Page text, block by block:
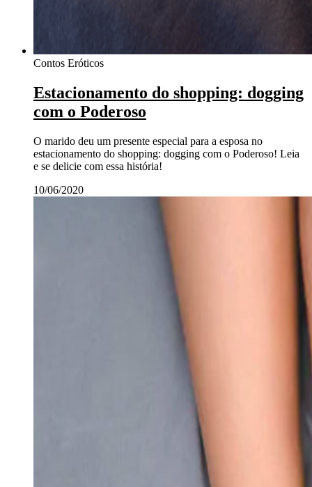
Contos Eróticos
Estacionamento do shopping: dogging
com o Poderoso
O marido deu um presente especial para a esposa no
estacionamento do shopping: dogging com o Poderoso! Leia
e se delicie com essa história!
10/06/2020